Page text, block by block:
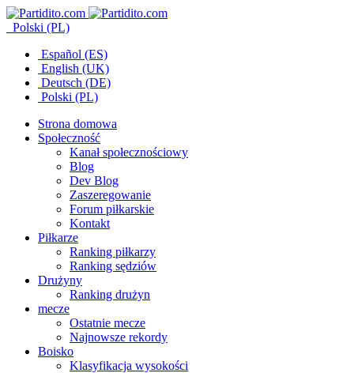
Polski (PL)
Español (ES)
English (UK)
Deutsch (DE)
Polski (PL)
Strona domowa
Społeczność
Kanał społecznościowy
Blog
Dev Blog
Zaszeregowanie
Forum piłkarskie
Kontakt
Piłkarze
Ranking piłkarzy
Ranking sędziów
Drużyny
Ranking drużyn
mecze
Ostatnie mecze
Najnowsze rekordy
Boisko
Klasyfikacja wysokości